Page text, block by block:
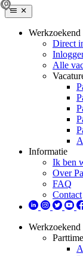
Werkzoekend
Direct
Alle
Informatie
Ik ben
Over
FAQ
Contact
Werkzoekend